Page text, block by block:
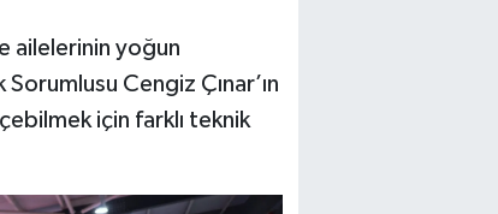
ailelerinin yoğun
Cengiz Çınar’ın
için farklı teknik